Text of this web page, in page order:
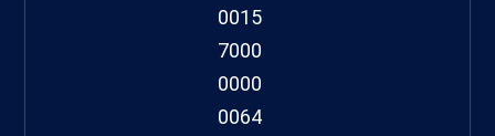
0015
7000
0000
0064